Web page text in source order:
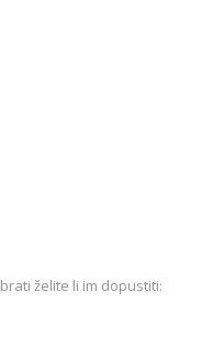
želite li im dopustiti: